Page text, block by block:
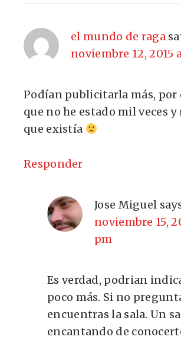
el mundo de raga
noviembre 12, 2015
Podían publicitarla más, por
que no he estado mil veces y
que existía
Responder
Jose Miguel
noviembre 15,
pm
Es verdad, podrian
poco más. Si no
encuentras la sala. Un
encantando de